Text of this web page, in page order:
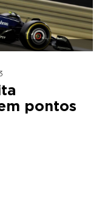
pontos